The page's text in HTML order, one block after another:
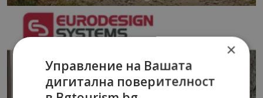
×
Управление на Вашата
дигитална поверителност